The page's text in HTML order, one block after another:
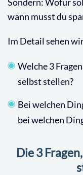
wann musst du
Im Detail sehen
Welche 3
selbst stellen?
Bei welchen
bei welchen
Die 3